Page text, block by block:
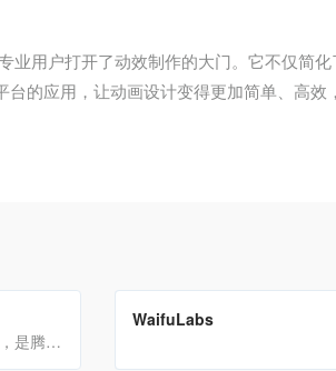
业用户打开了动效制作的大门。它不仅简
的应用，让动画设计变得更加简单、高效
ARC实验室，即腾讯ARC Lab，是腾讯PCG下属的一个研究中心，专注于探索和挑战智能媒体相关的前沿技术。该实验室被称为腾讯PCG的“侦察兵”和“特种兵”，代表着其在探索智能媒体技术领...
WaifuLabs